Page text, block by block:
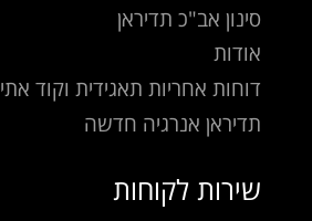
סינון אב"כ תדיראן
אודות
דוחות אחריות תאגידית וקוד אתי
תדיראן אנרגיה חדשה
שירות לקוחות